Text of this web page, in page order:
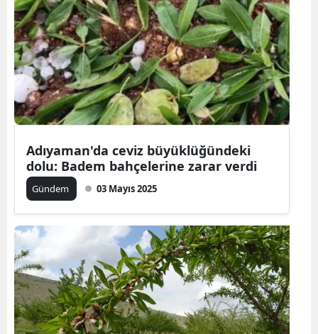
Adıyaman'da ceviz büyüklüğündeki
dolu: Badem bahçelerine zarar verdi
Gündem 03 Mayıs 2025